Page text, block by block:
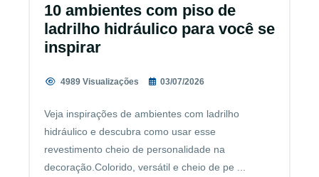
10 ambientes com piso de
ladrilho hidráulico para você se
inspirar
4989 Visualizações 03/07/2026
Veja inspirações de ambientes com ladrilho
hidráulico e descubra como usar esse
revestimento cheio de personalidade na
decoração.Colorido, versátil e cheio de pe ...